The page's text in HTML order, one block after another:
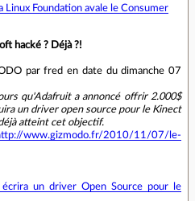
Linux Foundation avale le Consumer
hacké ? Déjà ?!
par fred en date du dimanche 07
qu'Adafruit a annoncé offrir 2.000$
un driver open source pour le Kinect
atteint cet objectif.
www.gizmodo.fr/2010/11/07/le-
un driver Open Source pour le